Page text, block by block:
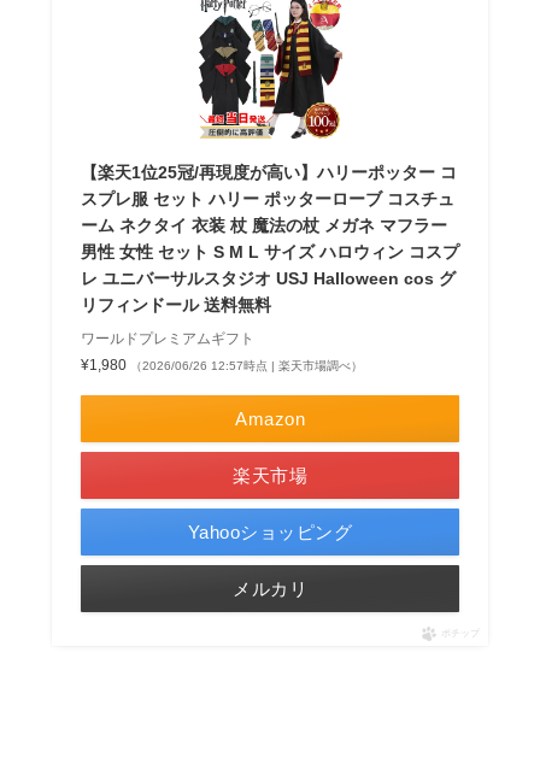
【楽天1位25冠/再現度が高い】ハリーポッター コ
スプレ服 セット ハリー ポッターローブ コスチュ
ーム ネクタイ 衣装 杖 魔法の杖 メガネ マフラー
男性 女性 セット S M L サイズ ハロウィン コスプ
レ ユニバーサルスタジオ USJ Halloween cos グ
リフィンドール 送料無料
ワールドプレミアムギフト
¥1,980
（2026/06/26 12:57時点 | 楽天市場調べ）
Amazon
楽天市場
Yahooショッピング
メルカリ
ポチップ